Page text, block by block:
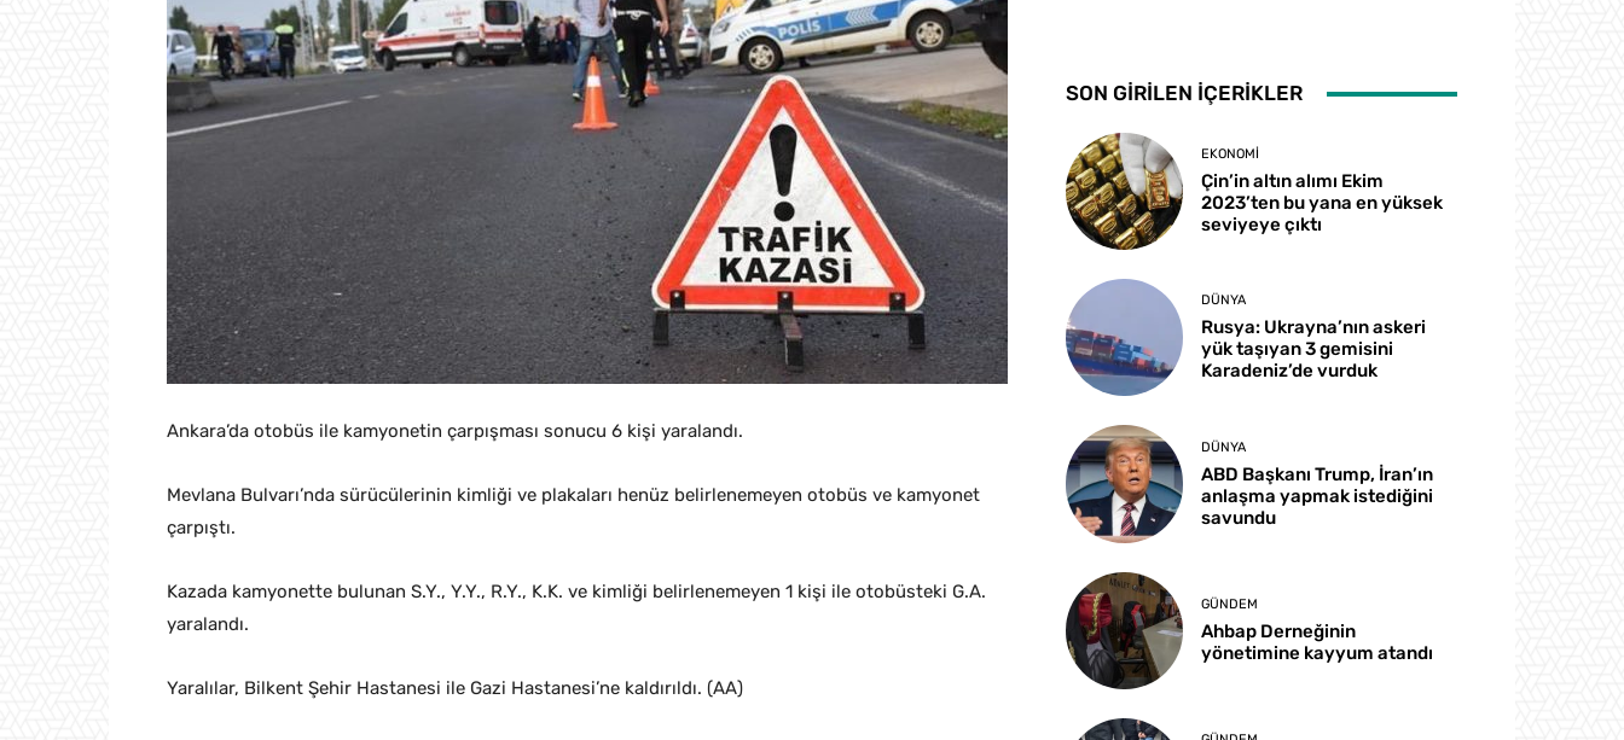
Ankara’da otobüs ile kamyonetin çarpışması sonucu 6 kişi yaralandı.
Mevlana Bulvarı’nda sürücülerinin kimliği ve plakaları henüz belirlenemeyen otobüs ve kamyonet
çarpıştı.
Kazada kamyonette bulunan S.Y., Y.Y., R.Y., K.K. ve kimliği belirlenemeyen 1 kişi ile otobüsteki G.A.
yaralandı.
Yaralılar, Bilkent Şehir Hastanesi ile Gazi Hastanesi’ne kaldırıldı. (AA)
SON GİRİLEN İÇERİKLER
EKONOMI
Çin’in altın alımı Ekim
2023’ten bu yana en yüksek
seviyeye çıktı
DÜNYA
Rusya: Ukrayna’nın askeri
yük taşıyan 3 gemisini
Karadeniz’de vurduk
DÜNYA
ABD Başkanı Trump, İran’ın
anlaşma yapmak istediğini
savundu
GÜNDEM
Ahbap Derneğinin
yönetimine kayyum atandı